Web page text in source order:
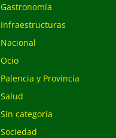
Gastronomía
Infraestructuras
Nacional
Ocio
Palencia y Provincia
Salud
Sin categoría
Sociedad